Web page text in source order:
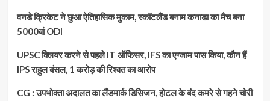
वनडे क्रिकेट ने छुआ ऐतिहासिक मुकाम, स्कॉटलैंड बनाम कनाडा का मैच बना
5000वां ODI
UPSC क्लियर करने से पहले IT ऑफिसर, IFS का एग्जाम पास किया, कौन हैं
IPS राहुल बंसल, 1 करोड़ की रिश्वत का आरोप
CG : उपभोक्ता अदालत का लैंडमार्क डिसिजन, होटल के बंद कमरे से गहने चोरी